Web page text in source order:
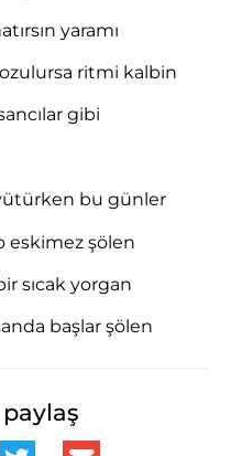
yaramı
ritmi kalbin
gibi
bu günler
eskimez şölen
sıcak yorgan
başlar şölen
paylaş